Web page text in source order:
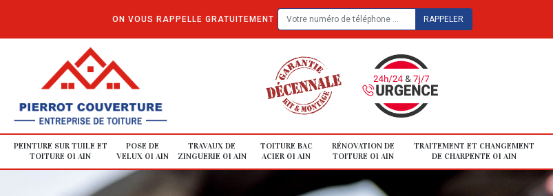
ON VOUS RAPPELLE GRATUITEMENT
PEINTURE SUR TUILE ET
TOITURE 01 AIN
POSE DE
VELUX 01 AIN
TRAVAUX DE
ZINGUERIE 01 AIN
TOITURE BAC
ACIER 01 AIN
RÉNOVATION DE
TOITURE 01 AIN
TRAITEMENT ET CHANGEMENT
DE CHARPENTE 01 AIN